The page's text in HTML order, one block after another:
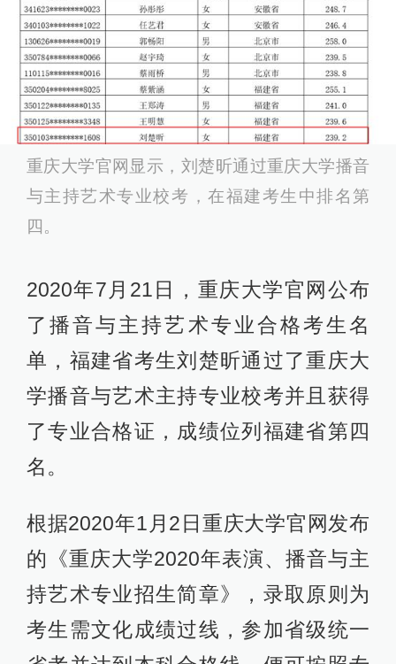
重庆大学官网显示，刘楚昕通过重庆大学播音
与主持艺术专业校考，在福建考生中排名第
四。
2020年7月21日，重庆大学官网公布
了播音与主持艺术专业合格考生名
单，福建省考生刘楚昕通过了重庆大
学播音与艺术主持专业校考并且获得
了专业合格证，成绩位列福建省第四
名。
根据2020年1月2日重庆大学官网发布
的《重庆大学2020年表演、播音与主
持艺术专业招生简章》，录取原则为
考生需文化成绩过线，参加省级统一